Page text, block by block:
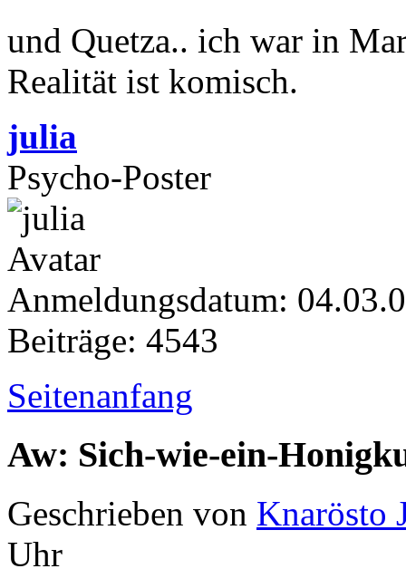
und Quetza.. ich war in
Realität ist komisch.
julia
Psycho-Poster
Anmeldungsdatum:
Beiträge: 4543
Seitenanfang
Aw: Sich-wie-ein-
Geschrieben von Knarösto
Uhr